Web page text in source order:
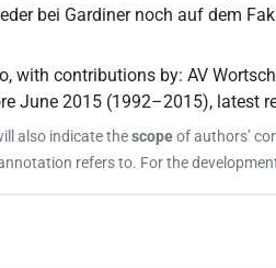
bei Gardiner noch auf dem
,with contributions by:AV
June 2015 (1992–2015), latest
also indicate thescopeof authors’
refers to. For the